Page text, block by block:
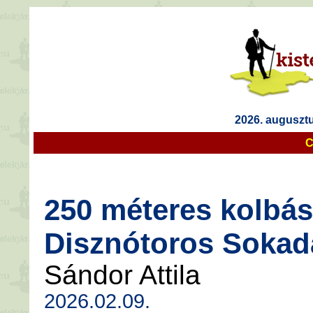
2026.
250 méteres
Disznótoros
Sándor Attila
2026.02.09.